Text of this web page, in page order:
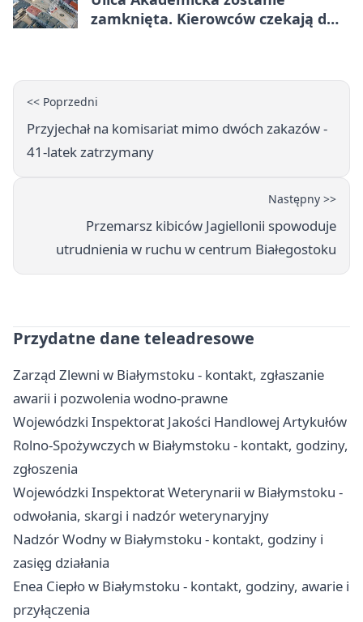
zamknięta. Kierowców czekają dwa
<< Poprzedni
Przyjechał na komisariat mimo dwóch zakazów -
41-latek zatrzymany
Następny >>
Przemarsz kibiców Jagiellonii spowoduje
utrudnienia w ruchu w centrum Białegostoku
Przydatne dane teleadresowe
Zarząd Zlewni w Białymstoku - kontakt, zgłaszanie
awarii i pozwolenia wodno-prawne
Wojewódzki Inspektorat Jakości Handlowej Artykułów
Rolno-Spożywczych w Białymstoku - kontakt, godziny,
zgłoszenia
Wojewódzki Inspektorat Weterynarii w Białymstoku -
odwołania, skargi i nadzór weterynaryjny
Nadzór Wodny w Białymstoku - kontakt, godziny i
zasięg działania
Enea Ciepło w Białymstoku - kontakt, godziny, awarie i
przyłączenia